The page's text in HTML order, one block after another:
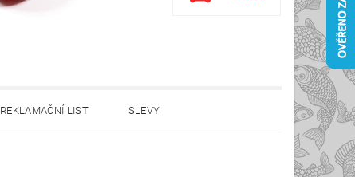
REKLAMAČNÍ LIST SLEVY